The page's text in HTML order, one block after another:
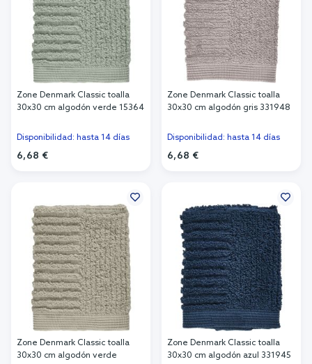
Zone Denmark Classic toalla
30x30 cm algodón verde 15364
Disponibilidad: hasta 14 días
6,68 €
Zone Denmark Classic toalla
30x30 cm algodón gris 331948
Disponibilidad: hasta 14 días
6,68 €
Zone Denmark Classic toalla
30x30 cm algodón verde
Zone Denmark Classic toalla
30x30 cm algodón azul 331945